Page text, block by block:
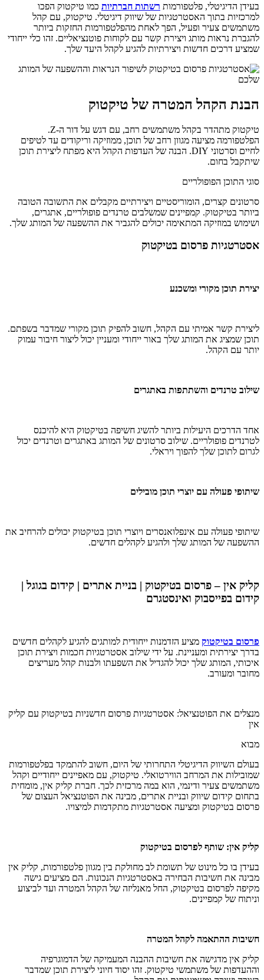
בעידן הדיגיטלי, פלטפורמות רשתות חברתיות כמו טיקטוק הפכו
למרכזיות בתוך האסטרטגיות של שיווק דיגיטלי. טיקטוק, עם קהל
משתמשים צעיר ופעיל, הפך לאחת מהפלטפורמות החזקות ביותר
להגברת נראות מותג ויצירת קשר עם לקוחות פוטנציאליים. זהו כלי ייחודי
שמציע דרכים חדשות ויצירתיות להגיע לקהל היעד שלך.
הבנת הקהל המטרה של טיקטוק
טיקטוק מתהדר בקהל משתמשים רחב, עם דגש על דור ה-Z.
הפלטפורמה מציעה מגוון רחב של תוכן, ממוזיקה וריקודים עד לטיפים
לחיים וסרטוני DIY. הבנה של העדפות הקהל היא מפתח ליצירת תוכן
שיתקבל בחום.
סוגי התוכן הפופולריים
סרטונים קצרים, הומוריסטיים ויצירתיים מקבלים את התשובה הטובה
ביותר בטיקטוק. קמפיינים שמשלבים טרנדים פופולריים, אתגרים,
ושימוש במוזיקה המתאימה יכולים להגביר את ההשפעה של המותג שלך.
אסטרטגיות פרסום בטיקטוק
יצירת תוכן מקורי ומשכנע
ליצירת קשר אמיתי עם הקהל, חשוב להפיק תוכן מקורי שמדבר בשפתם.
תוכן שמציג את המותג שלך באור ייחודי ומעניין יכול ליצור חיבור עמוק
יותר עם הקהל.
שילוב טרנדים והשתתפות באתגרים
אחד הדרכים היעילות ביותר להשיג חשיפה בטיקטוק היא להיכנס
לטרנדים פופולריים. שילוב סרטונים של המותג באתגרים וטרנדים יכול
לגרום לתוכן שלך להפוך ויראלי.
שיתופי פעולה עם יוצרי תוכן מובילים
שיתופי פעולה עם אינפלואנסרים ויוצרי תוכן בטיקטוק יכולים להרחיב את
ההשפעה של המותג שלך ולהגיע לקהלים חדשים.
קליק אין – פרסום בטיקטוק | בניית אתרים | קידום בגוגל |
קידום בפייסבוק ואינסטגרם
פרסום בטיקטוק מציע הזדמנות ייחודית למותגים להגיע לקהלים חדשים
בדרך יצירתית ומעניינת. על ידי שילוב אסטרטגיות חכמות ויצירת תוכן
איכותי, המותג שלך יכול להגדיל את השפעתו ולבנות קהל מעריצים
מחובר ומעורב.
מנצלים את הפוטנציאל: אסטרטגיות פרסום חדשניות בטיקטוק עם קליק
אין
מבוא
בעולם השיווק הדיגיטלי התחרותי של היום, חשוב להתמקד בפלטפורמות
שמובילות את המרחב הווירטואלי. טיקטוק, עם מאפיינים ייחודיים וקהל
משתמשים צעיר ודינמי, הוא במה מרכזית לכך. חברת קליק אין, מומחית
בתחום קידום שיווק ובניית אתרים, מבינה את הפוטנציאל העצום של
פרסום בטיקטוק ומציעה אסטרטגיות מתקדמות למיצויו.
קליק אין: שותף לפרסום בטיקטוק
בעידן בו כל מינוט של תשומת לב מחולקת בין מגוון פלטפורמות, קליק אין
מבינה את חשיבות הבחירה באסטרטגיות הנכונות. הם מציעים גישה
מקיפה לפרסום בטיקטוק, החל מאנליזה של הקהל המטרה ועד לביצוע
וניתוח של קמפיינים.
חשיבות ההתאמה לקהל המטרה
קליק אין מדגישה את חשיבות ההבנה המעמיקה של הדמוגרפיה
וההעדפות של משתמשי טיקטוק. זהו יסוד חיוני ליצירת תוכן שמדבר